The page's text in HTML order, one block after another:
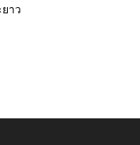
าว